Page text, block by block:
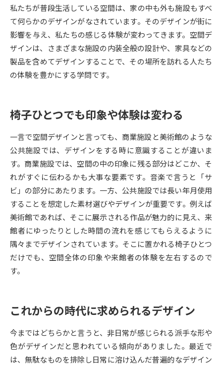
大学で学べる内容や特徴を調べる
新増設大学・学部・学科特集
国際・グローバルに強い大学特
データサイエンス特集
（高3生用）
（高2生用）
SELFBRAND特集ページ
オープンキャンパスなどを調べる
オープンキャンパス検索 実施プログラムから探す
来場型・Web型イベント特集 夢ナビライブ
志望校・出願校を調べる
併願校選び 受験スケジュールを立てよう
私たちが普段生活している空間は、家の中も外も施設もすべ
て何らかのデザインがなされています。そのデザインが街に
影響を与え、私たちの感じる体験が変わってきます。空間デ
ザインは、さまざまな施設の内装全般の設計や、家具などの
製品を含めてデザインすることで、その場所を訪れる人たち
の体験を豊かにする学問です。
椅子ひとつでも印象や体験は変わる
一言で空間デザインと言っても、商業施設と美術館のような
公共施設では、デザインをする時に意識することが違いま
す。商業施設では、空間の中の印象に残る部分はどこか、そ
れがすぐに伝わるかも大事な要素です。音楽で言うと「サ
ビ」の部分にあたります。一方、公共施設では長い年月使用
することを想定した素材選びやデザインが重要です。例えば
美術館であれば、そこに展示される作品が魅力的に見え、来
館者にゆったりとした時間の流れを感じてもらえるように
隅々までデザインされています。そこに置かれる椅子ひとつ
だけでも、空間全体の印象や来館者の体験を左右するので
す。
これからの時代に求められるデザイン
今まではどちらかと言うと、非日常が感じられる派手な形や
色がデザインだと思われている傾向がありました。最近で
は、無駄なものを排除し日常に溶け込んだ普遍的なデザイン